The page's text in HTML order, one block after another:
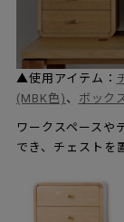
▲使用アイテム：
(MBK色) 、 ボック
ワークスペースや
でき、チェストを